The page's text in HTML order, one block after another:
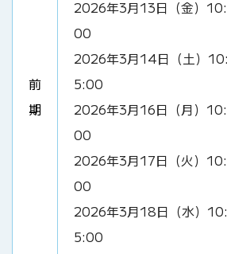
前
期
2026年3月13日（金）
00
2026年3月14日（土）
5:00
2026年3月16日（月）
00
2026年3月17日（火）
00
2026年3月18日（水）
5:00